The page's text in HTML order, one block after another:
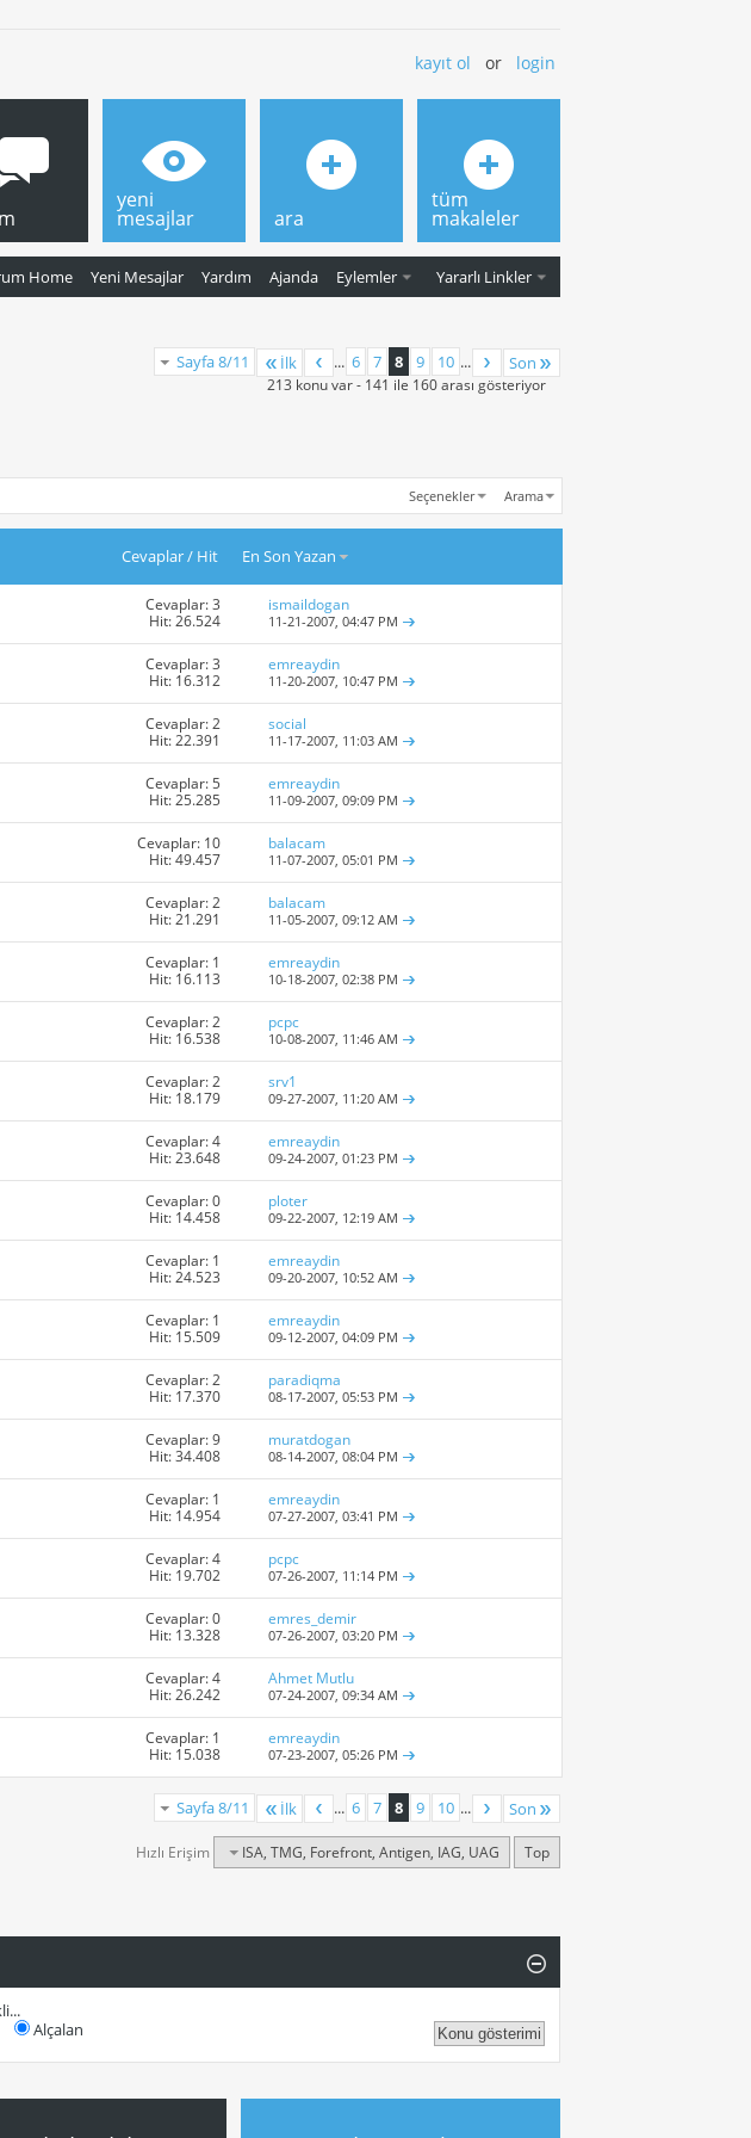
kayıt ol or login
Home Yeni Mesajlar Yardım Ajanda Eylemler Yararlı Linkler
yeni
mesajlar ara
tüm
makaleler
Sayfa 8/11
İlk ... 6 7 8 9 10 ... Son
213 konu var - 141 ile 160 arası gösteriyor
Seçenekler Arama
Cevaplar/ Hit En Son Yazan
Cevaplar: 3
Hit: 26.524
ismaildogan
11-21-2007,04:47 PM
Cevaplar: 3
Hit: 16.312
emreaydin
11-20-2007, 10:47 PM
Cevaplar: 2
Hit: 22.391
social
11-17-2007, 11:03 AM
Cevaplar: 5
Hit: 25.285
emreaydin
11-09-2007,09:09 PM
Cevaplar: 10
Hit: 49.457
balacam
11-07-2007,05:01 PM
Cevaplar: 2
Hit: 21.291
balacam
11-05-2007,09:12 AM
Cevaplar: 1
Hit: 16.113
emreaydin
10-18-2007,02:38 PM
Cevaplar: 2
Hit: 16.538
pcpc
10-08-2007, 11:46 AM
Cevaplar: 2
Hit: 18.179
srv1
09-27-2007, 11:20 AM
Cevaplar: 4
Hit: 23.648
emreaydin
09-24-2007,01:23 PM
Cevaplar: 0
Hit: 14.458
ploter
09-22-2007, 12:19 AM
Cevaplar: 1
Hit: 24.523
emreaydin
09-20-2007, 10:52 AM
Cevaplar: 1
Hit: 15.509
emreaydin
09-12-2007,04:09 PM
Cevaplar: 2
Hit: 17.370
paradiqma
08-17-2007,05:53 PM
Cevaplar: 9
Hit: 34.408
muratdogan
08-14-2007,08:04 PM
Cevaplar: 1
Hit: 14.954
emreaydin
07-27-2007,03:41 PM
Cevaplar: 4
Hit: 19.702
pcpc
07-26-2007, 11:14 PM
Cevaplar: 0
Hit: 13.328
emres_demir
07-26-2007,03:20 PM
Cevaplar: 4
Hit: 26.242
Ahmet Mutlu
07-24-2007,09:34 AM
Cevaplar: 1
Hit: 15.038
emreaydin
07-23-2007,05:26 PM
Sayfa 8/11 İlk ... 6 7 8 9 10 ... Son
Hızlı Erişim ISA, TMG, Forefront, Antigen, IAG, UAG Top
Alçalan